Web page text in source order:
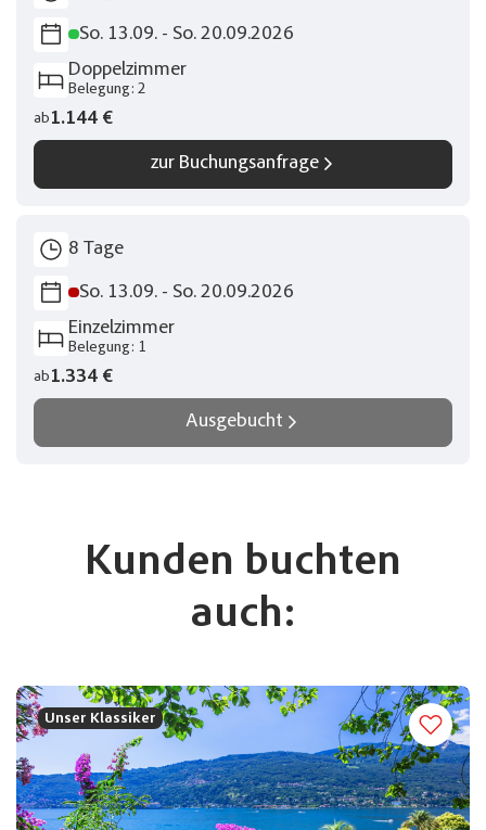
Link kopieren
Dreitausender des Tales.
So. 13.09. - So. 20.09.2026
Doppelzimmer
Belegung: 2
ab 1.144 €
zur Buchungsanfrage
8 Tage
So. 13.09. - So. 20.09.2026
Einzelzimmer
Belegung: 1
ab 1.334 €
Ausgebucht
Kunden buchten
auch:
Unser Klassiker